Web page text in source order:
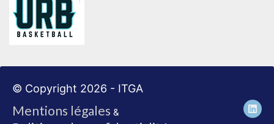
© Copyright 2026 - ITGA
Mentions légales &